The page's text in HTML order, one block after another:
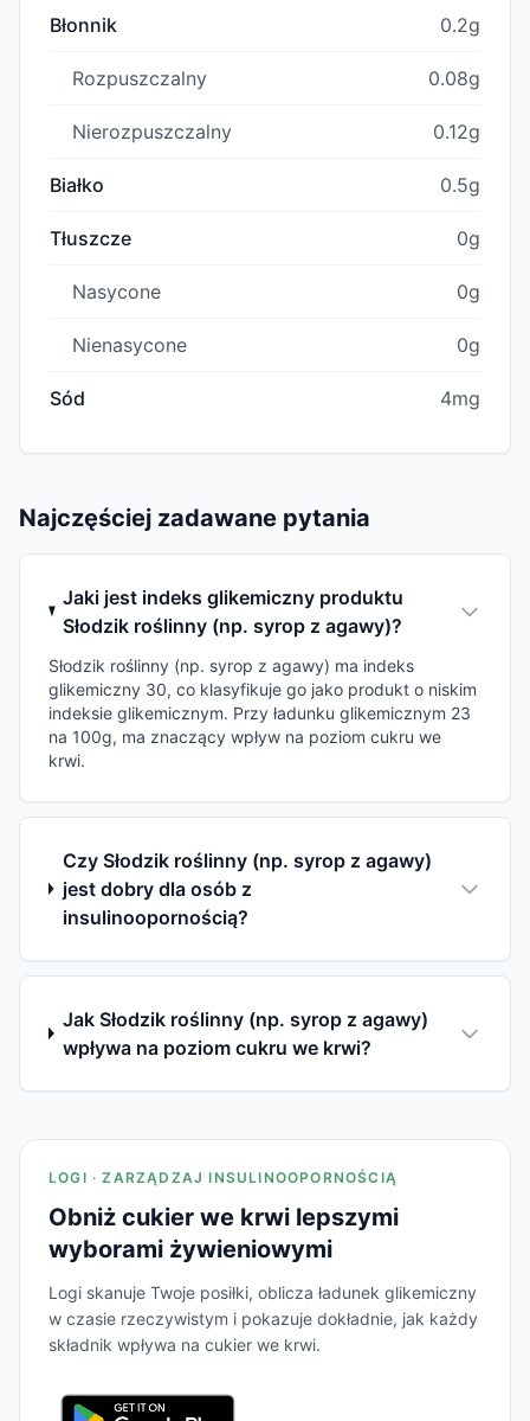
Błonnik 0.2g
Rozpuszczalny 0.08g
Nierozpuszczalny 0.12g
Białko 0.5g
Tłuszcze 0g
Nasycone 0g
Nienasycone 0g
Sód 4mg
Najczęściej zadawane pytania
Jaki jest indeks glikemiczny produktu
Słodzik roślinny (np. syrop z agawy)?
Słodzik roślinny (np. syrop z agawy) ma indeks
glikemiczny 30, co klasyfikuje go jako produkt o niskim
indeksie glikemicznym. Przy ładunku glikemicznym 23
na 100g, ma znaczący wpływ na poziom cukru we
krwi.
Czy Słodzik roślinny (np. syrop z agawy)
jest dobry dla osób z
insulinoopornością?
Jak Słodzik roślinny (np. syrop z agawy)
wpływa na poziom cukru we krwi?
LOGI · ZARZĄDZAJ INSULINOOPORNOŚCIĄ
Obniż cukier we krwi lepszymi
wyborami żywieniowymi
Logi skanuje Twoje posiłki, oblicza ładunek glikemiczny
w czasie rzeczywistym i pokazuje dokładnie, jak każdy
składnik wpływa na cukier we krwi.